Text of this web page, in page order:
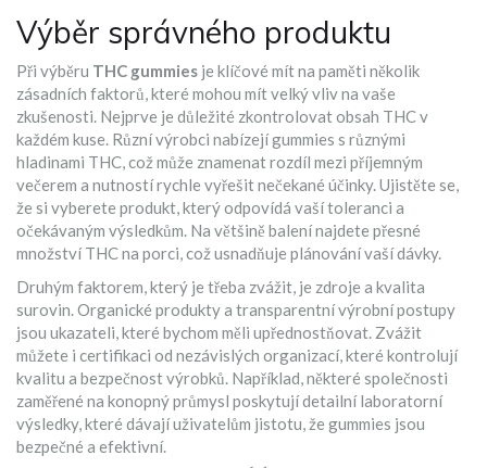
Výběr správného produktu
Při výběru THC gummies je klíčové mít na paměti několik
zásadních faktorů, které mohou mít velký vliv na vaše
zkušenosti. Nejprve je důležité zkontrolovat obsah THC v
každém kuse. Různí výrobci nabízejí gummies s různými
hladinami THC, což může znamenat rozdíl mezi příjemným
večerem a nutností rychle vyřešit nečekané účinky. Ujistěte se,
že si vyberete produkt, který odpovídá vaší toleranci a
očekávaným výsledkům. Na většině balení najdete přesné
množství THC na porci, což usnadňuje plánování vaší dávky.
Druhým faktorem, který je třeba zvážit, je zdroje a kvalita
surovin. Organické produkty a transparentní výrobní postupy
jsou ukazateli, které bychom měli upřednostňovat. Zvážit
můžete i certifikaci od nezávislých organizací, které kontrolují
kvalitu a bezpečnost výrobků. Například, některé společnosti
zaměřené na konopný průmysl poskytují detailní laboratorní
výsledky, které dávají uživatelům jistotu, že gummies jsou
bezpečné a efektivní.